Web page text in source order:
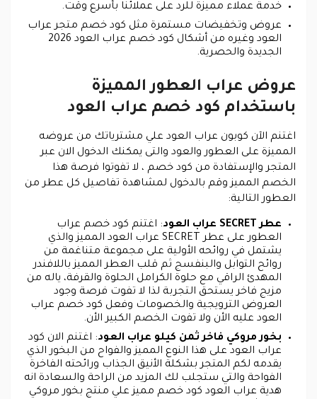
خدمة عملاء مميزة للرد على عملائنا بأسرع وقت.
عروض وتخفيضات مستمرة مثل كود خصم متجر عراب
العود وغيره من أشكال كود خصم عراب العود 2026
الجديدة والحصرية.
عروض عراب العطور المميزة
باستخدام كود خصم عراب العود
اغتنم الآن كوبون عراب العود علي مشترياتك من عروضه
المميزة على العطور والعود والتى يمكنك الدخول الان عبر
المتجر والإستفادة من كود خصم ، لا تفوتوا فرصة هذا
الخصم المميز وقم بالدخول لمشاهدة تفاصيل كل عطر من
العطور التالية:
عطر SECRET عراب العود
: اغتنم كود خصم عراب
العطور على عطر SECRET عراب العود المميز والذي
يشتمل في روائحه الأولية على مجموعة متناغمة من
روائح التوابل والبنفسج ثم قلب العطر المميز باللافندر
المهدئ الراقي مع حلوة الكرامل الحلوة والقرفة، ياله من
مزيج فاخر يستحق التجربة لذا لا تفوت فرصة وجود
العروض الترويجية والخصومات وفعل كود خصم عراب
العود عليه الأن ولا تفوت الخصم الكبير الأن.
بخور مروكي فاخر ثمن كيلو عراب العود: اغتنم الان كود
عراب العود على هذا النوع المميز والفواح من البخور الذي
يقدمه لكم المتجر بشكلة الأنيق الجذاب ورائحته الفاخرة
الفواحة والتي ستجلب لك المزيد من الراحة والسعادة انه
هدية عراب العود كود خصم مميز علي منتج بخور مروكي